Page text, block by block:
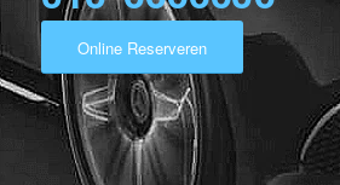
Online Reserveren